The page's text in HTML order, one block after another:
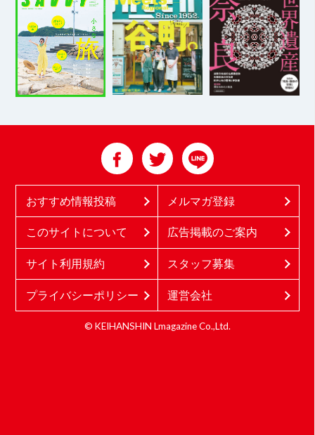
おすすめ情報投稿 メルマガ登録
このサイトについて 広告掲載のご案内
サイト利用規約 スタッフ募集
プライバシーポリシー 運営会社
© KEIHANSHIN Lmagazine Co.,Ltd.